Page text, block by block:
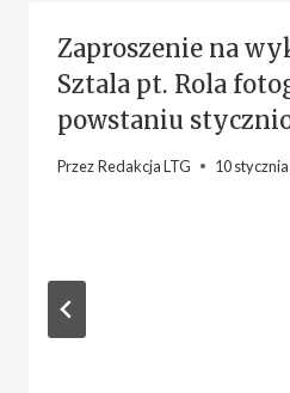
Zaproszenie na
Sztala pt. Rola
powstaniu
PrzezRedakcja LTG 10